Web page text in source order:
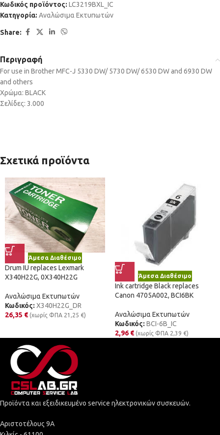
Κωδικός προϊόντος: LC3219BXL_IC
Κατηγορία: Αναλώσιμα Εκτυπωτών
Share:
Περιγραφή
For use in Brother MFC-J 5330 DW/ 5730 DW/ 6530 DW and 6930 DW
and others
Χρώμα: BLACK
Σελίδες: 3.000
Σχετικά προϊόντα
Άμεσα Διαθέσιμο
Drum IU replaces Lexmark
X340H22G, 0X340H22G
Αναλώσιμα Εκτυπωτών
Κωδικός: X340H22G_DR
26,35 € (χωρίς ΦΠΑ 21,25 €)
Άμεσα Διαθέσιμο
Ink cartridge Black replaces
Canon 4705A002, BCI6BK
Αναλώσιμα Εκτυπωτών
Κωδικός: BCI-6B_IC
2,96 € (χωρίς ΦΠΑ 2,39 €)
Προϊόντα και εξειδικευμένο service ηλεκτρονικών συσκευών.
Αριστοτέλους 9Α